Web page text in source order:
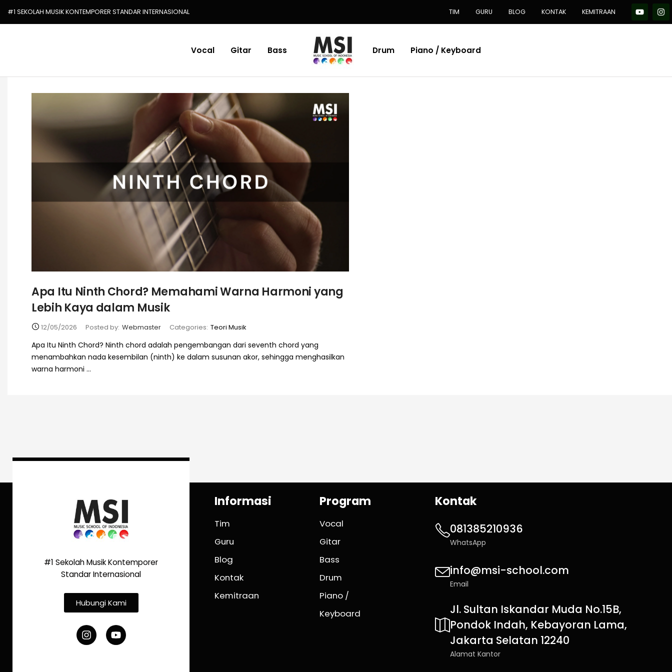
#1 SEKOLAH MUSIK KONTEMPORER STANDAR INTERNASIONAL TIM GURU BLOG KONTAK KEMITRAAN
Vocal Gitar Bass Drum Piano / Keyboard
Apa Itu Ninth Chord? Memahami Warna Harmoni yang
Lebih Kaya dalam Musik
12/05/2026 Posted by: Webmaster Categories: Teori Musik
Apa Itu Ninth Chord? Ninth chord adalah pengembangan dari seventh chord yang
menambahkan nada kesembilan (ninth) ke dalam susunan akor, sehingga menghasilkan
warna harmoni ...
#1 Sekolah Musik Kontemporer
Standar Internasional
Hubungi Kami
Informasi
Tim
Guru
Blog
Kontak
Kemitraan
Program
Vocal
Gitar
Bass
Drum
Piano /
Keyboard
Kontak
081385210936
WhatsApp
info@msi-school.com
Email
Jl. Sultan Iskandar Muda No.15B,
Pondok Indah, Kebayoran Lama,
Jakarta Selatan 12240
Alamat Kantor